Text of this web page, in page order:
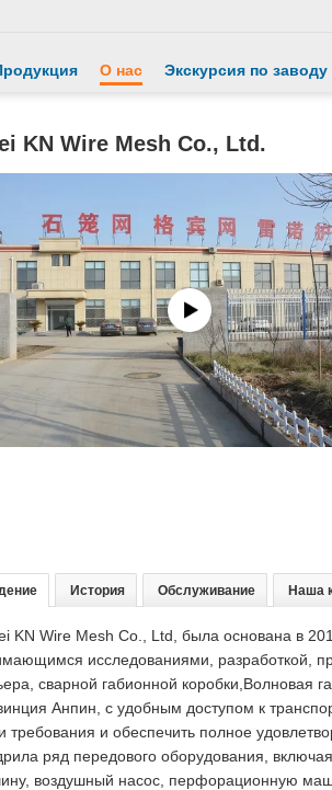
О нас Экскурсия по заводу
KN Wire Mesh Co., Ltd.
История Обслуживание Наша
KN Wire Mesh Co., Ltd, была основана в
исследованиями, разработкой,
сварной габионной коробки,Волновая
Анпин, с удобным доступом к
требования и обеспечить полное
ряд передового оборудования,
воздушный насос, перфорационную